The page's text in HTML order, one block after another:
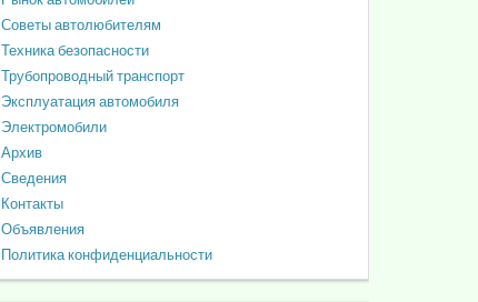
Советы автолюбителям
Техника безопасности
Трубопроводный транспорт
Эксплуатация автомобиля
Электромобили
Архив
Сведения
Контакты
Объявления
Политика конфиденциальности